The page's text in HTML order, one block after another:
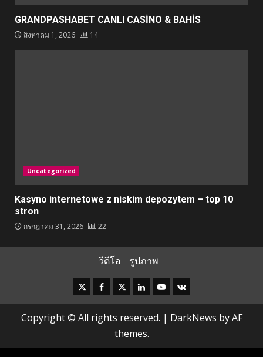
GRANDPASHABET CANLI CASİNO & BAHİS
สิงหาคม 1, 2026 14
Uncategorized
Kasyno internetowe z niskim depozytem – top 10
stron
กรกฎาคม 31, 2026 22
วีดีโอ รูปภาพ
InstagramFacebook
TwitterLinkedinYoutube
VK
Copyright © All rights reserved. | DarkNews by AF
themes.